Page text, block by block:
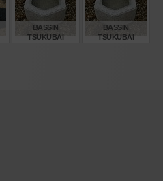
385,00€ 815,00€
BASSIN
TSUKUBAI
BASSIN
TSUKUBAI